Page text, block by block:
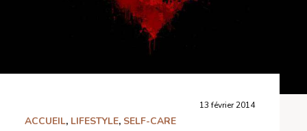
13 février 2014
ACCUEIL, LIFESTYLE, SELF-CARE